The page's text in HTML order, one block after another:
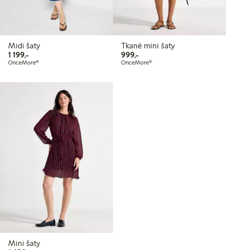
Midi šaty
1 199,-1 199,00 Kč
OnceMore®
Tkané mini šaty
999,-999,00 Kč
OnceMore®
Mini šaty